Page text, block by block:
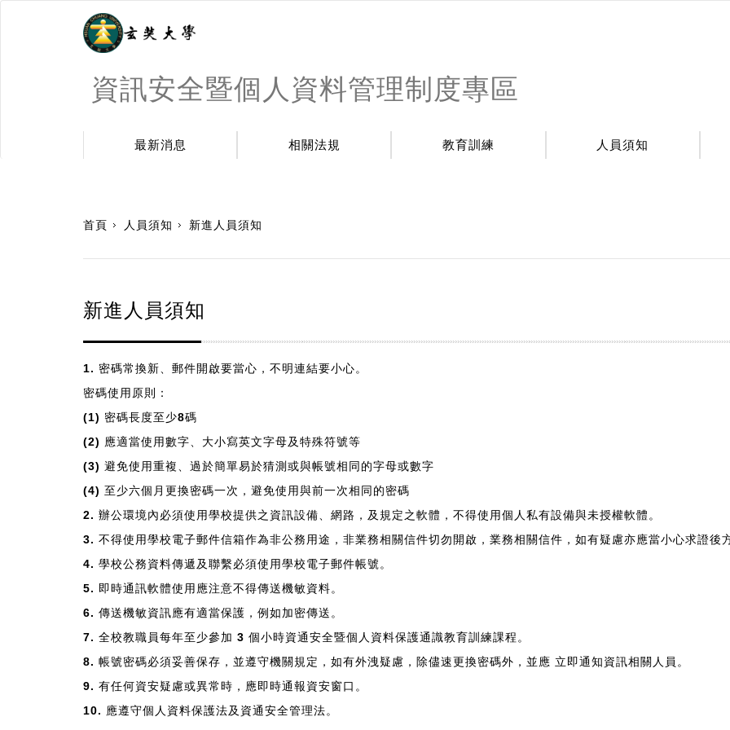
資訊安全暨個人資料管理制度專區
最新消息 相關法規 教育訓練 人員須知
首頁 人員須知 新進人員須知
新進人員須知
1. 密碼常換新、郵件開啟要當心，不明連結要小心。
密碼使用原則：
(1) 密碼長度至少8碼
(2) 應適當使用數字、大小寫英文字母及特殊符號等
(3) 避免使用重複、過於簡單易於猜測或與帳號相同的字母或數字
(4) 至少六個月更換密碼一次，避免使用與前一次相同的密碼
2. 辦公環境內必須使用學校提供之資訊設備、網路，及規定之軟體，不得使用個人私有設備與未授權軟體。
3. 不得使用學校電子郵件信箱作為非公務用途，非業務相關信件切勿開啟，業務相關信件，如有疑慮亦應當小心求證後
4. 學校公務資料傳遞及聯繫必須使用學校電子郵件帳號。
5. 即時通訊軟體使用應注意不得傳送機敏資料。
6. 傳送機敏資訊應有適當保護，例如加密傳送。
7. 全校教職員每年至少參加 3 個小時資通安全暨個人資料保護通識教育訓練課程。
8. 帳號密碼必須妥善保存，並遵守機關規定，如有外洩疑慮，除儘速更換密碼外，並應 立即通知資訊相關人員。
9. 有任何資安疑慮或異常時，應即時通報資安窗口。
10. 應遵守個人資料保護法及資通安全管理法。